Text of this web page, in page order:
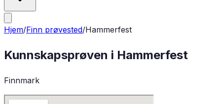
Hjem/Finn prøvested/Hammerfest
Kunnskapsprøven i Hammerfest
Finnmark